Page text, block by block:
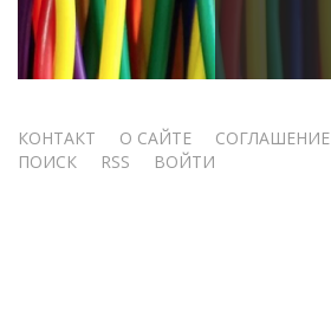
Меню
КОНТАКТ О САЙТЕ СОГЛАШЕНИЕ
ПОИСК
RSS ВОЙТИ